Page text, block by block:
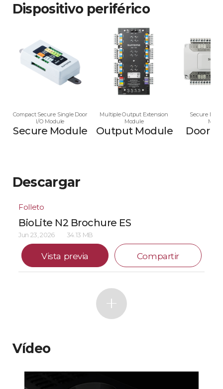
Dispositivo periférico
Compact Secure Single Door
I/O Module
Secure Module
Multiple Output Extension
Module
Output Module
Secure
Door
Descargar
Folleto
BioLite N2 Brochure ES
Jun 23, 2026 34.13 MB
Vista previa Compartir
Vídeo